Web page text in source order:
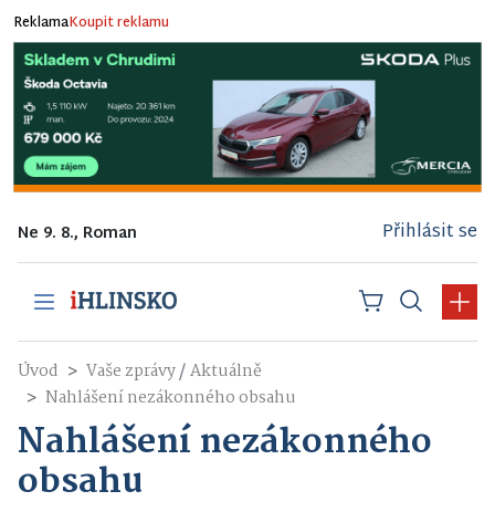
ReklamaKoupit reklamu
Ne 9. 8., Roman Přihlásit se
Úvod Vaše zprávy/Aktuálně
Nahlášení nezákonného obsahu
Nahlášení nezákonného
obsahu